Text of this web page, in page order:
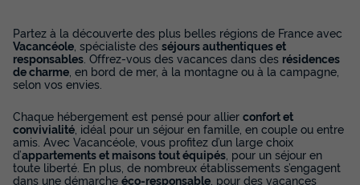
Partez à la découverte des plus belles régions de France avec
Vacancéole , spécialiste desséjours authentiques et
responsables. Offrez-vous des vacances dans des résidences
de charme , en bord de mer, à la montagne ou à la campagne,
selon vos envies.
Chaque hébergement est pensé pour allier confort et
convivialité , idéal pour un séjour en famille, en couple ou entre
amis. Avec Vacancéole, vous profitez d’un large choix
d’appartements et maisons tout équipés , pour un séjour en
toute liberté. En plus, de nombreux établissements s’engagent
dans une démarche éco-responsable , pour des vacances